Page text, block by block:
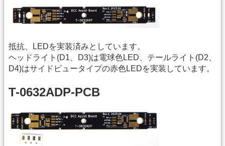
抵抗、LEDを実装済みとしています。
ヘッドライト(D1、D3)は電球色LED、テールライト(D2、
D4)はサイドビュータイプの赤色LEDを実装しています。
T-0632ADP-PCB